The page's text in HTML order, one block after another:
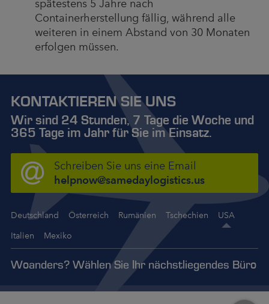
spätestens 5 Jahre nach
Containerherstellung fällig, während alle
weiteren in einem Abstand von 30 Monaten
erfolgen müssen.
KONTAKTIEREN SIE UNS
Wir sind 24 Stunden, 7 Tage die Woche und
365 Tage im Jahr für Sie im Einsatz.
Schreiben Sie uns eine Email
helpnow@samedaylogistics.us
Deutschland Österreich Rumänien Tschechien USA
Italien Mexiko
Woanders? Wählen Sie Ihr nächstliegendes Büro